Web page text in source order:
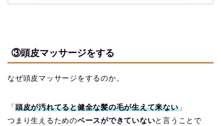
③頭皮マッサージをする
なぜ頭皮マッサージをするのか。
「頭皮が汚れてると健全な髪の毛が生えて来ない」
つまり生えるためのベースができていないと言うことで